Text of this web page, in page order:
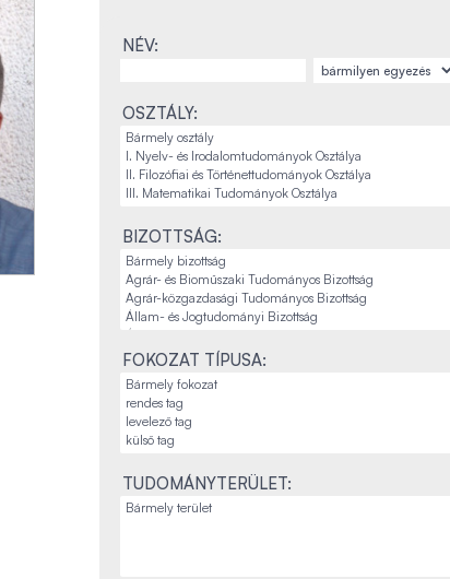
NÉV:
OSZTÁLY:
BIZOTTSÁG:
FOKOZAT TÍPUSA:
TUDOMÁNYTERÜLET: